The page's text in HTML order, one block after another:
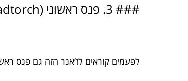
### 3. פנס ראשוני (Headtorch) – מעט תחכום, הרבה עוצמה
לפעמים קוראים לז’אנר הזה גם פנס